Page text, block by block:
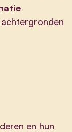
en hun